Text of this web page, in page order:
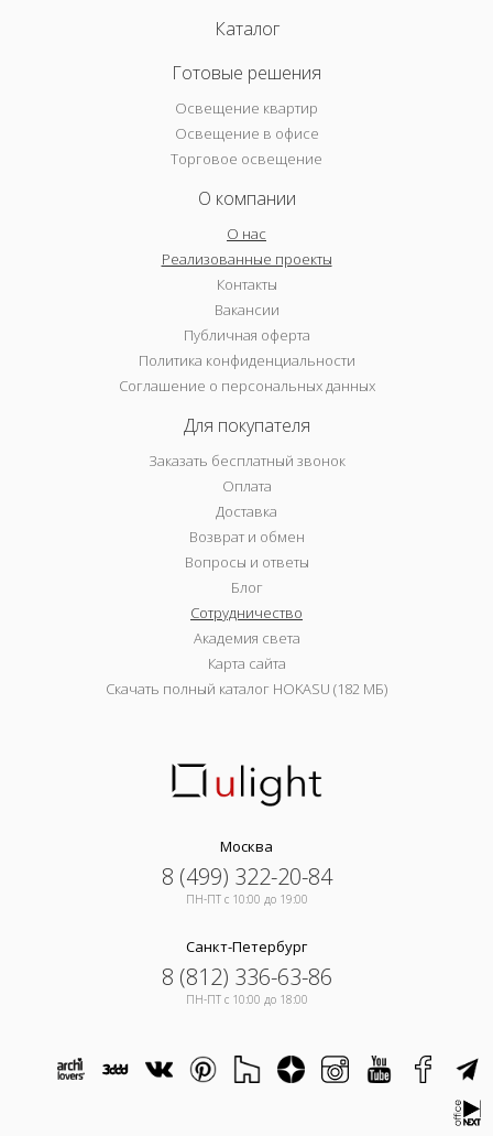
Каталог
Готовые решения
Освещение квартир
Освещение в офисе
Торговое освещение
О компании
О нас
Реализованные проекты
Контакты
Вакансии
Публичная оферта
Политика конфиденциальности
Соглашение о персональных данных
Для покупателя
Заказать бесплатный звонок
Оплата
Доставка
Возврат и обмен
Вопросы и ответы
Блог
Сотрудничество
Академия света
Карта сайта
Скачать полный каталог HOKASU (182 МБ)
Москва
8 (499) 322-20-84
ПН-ПТ c 10:00 до 19:00
Санкт-Петербург
8 (812) 336-63-86
ПН-ПТ c 10:00 до 18:00